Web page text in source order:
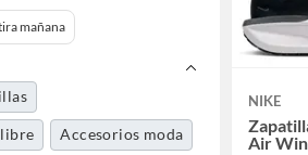
mañana
Accesorios moda
NIKE
Air